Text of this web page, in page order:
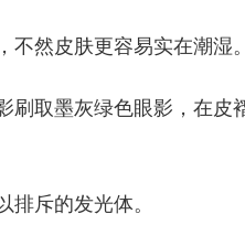
不然皮肤更容易实在潮湿
刷取墨灰绿色眼影，在皮
斥的发光体。